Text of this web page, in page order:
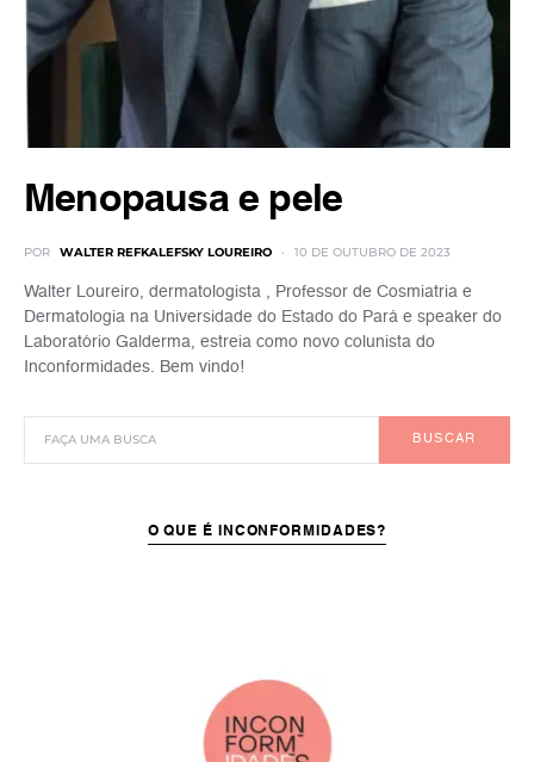
Menopausa e pele
POR WALTER REFKALEFSKY LOUREIRO 10 DE OUTUBRO DE 2023
Walter Loureiro, dermatologista , Professor de Cosmiatria e
Dermatologia na Universidade do Estado do Pará e speaker do
Laboratório Galderma, estreia como novo colunista do
Inconformidades. Bem vindo!
BUSCAR
O QUE É INCONFORMIDADES?